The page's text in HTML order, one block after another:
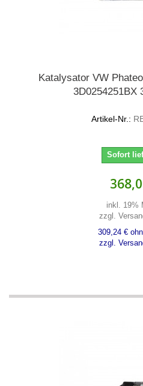
Katalysator VW
3D0254251BX
Artikel-Nr.:
Sofort
inkl. 19%
zzgl.
309,24 €
zzgl.